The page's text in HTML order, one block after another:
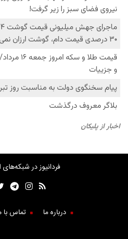
فردانیوز در
درباره ما تماس با